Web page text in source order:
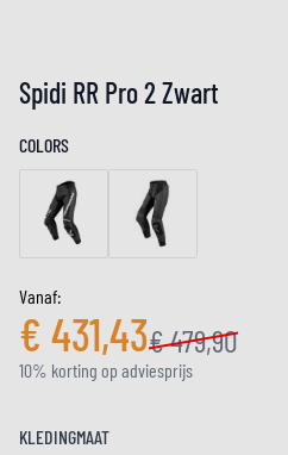
Spidi RR Pro 2 Zwart
COLORS
Vanaf:
€ 431,43€ 479,90
10% korting op adviesprijs
KLEDINGMAAT